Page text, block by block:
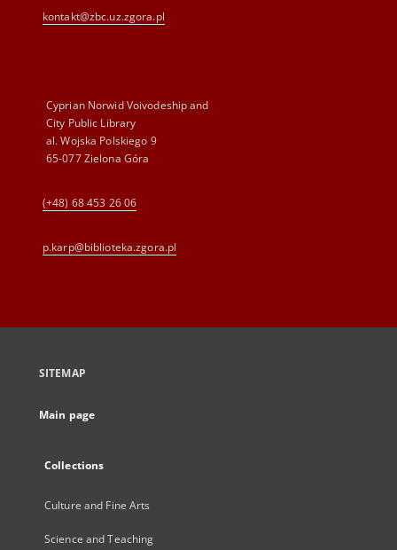
kontakt@zbc.uz.zgora.pl
Cyprian Norwid Voivodeship and
City Public Library
al. Wojska Polskiego 9
65-077 Zielona Góra
(+48) 68 453 26 06
p.karp@biblioteka.zgora.pl
SITEMAP
Main page
Collections
Culture and Fine Arts
Science and Teaching